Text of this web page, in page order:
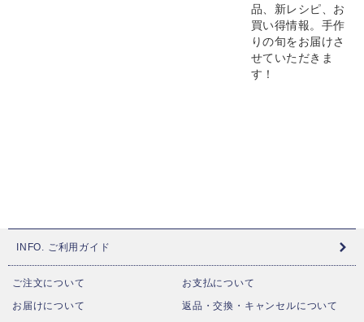
品、新レシピ、お
買い得情報。手作
りの旬をお届けさ
せていただきま
す！